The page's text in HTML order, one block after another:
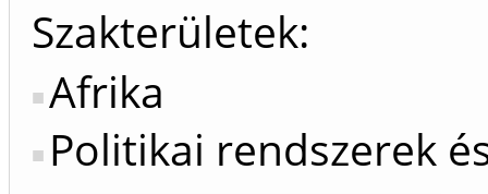
Szakterületek:
Afrika
Politikai rendszerek